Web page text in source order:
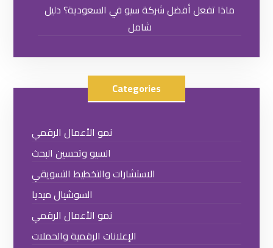
ماذا تفعل أفضل شركة سيو في السعودية؟ دليل
شامل
Categories
نمو الأعمال الرقمي
السيو وتحسين البحث
الاستشارات والتخطيط التسويقي
السوشيال ميديا
نمو الأعمال الرقمي
الإعلانات الرقمية والحملات